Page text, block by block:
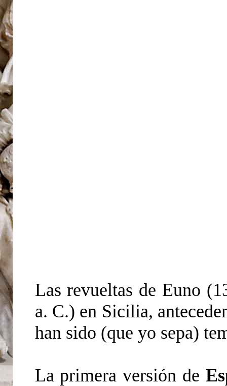
Las revueltas de Euno
a. C.) en Sicilia,
han sido (que yo sepa)
La primera versión de